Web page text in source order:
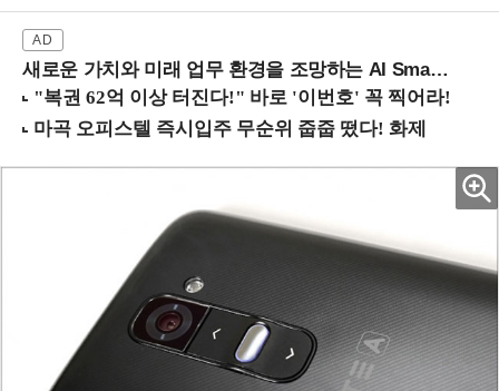
새로운 가치와 미래 업무 환경을 조망하는 AI Smart Work Summit 2026 (9/11 코엑스)